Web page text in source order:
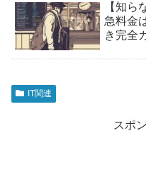
【知ら
急料金
き完全
IT関連
スポ